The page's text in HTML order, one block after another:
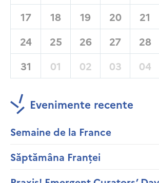
17
18 19 20 21
24
25 26 27 28
31
01 02 03 04
Evenimente recente
Semaine de la France
Săptămâna Franței